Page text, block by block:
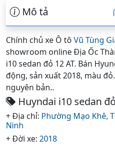
Mô tả
Chính chủ xe Ô tô Vũ Tùng
showroom online Địa Ốc
i10 sedan đỏ 12 AT. Bán
động, sản xuất 2018, màu
nguyên bản..
Huyndai i10 sedan
+ Địa chỉ: Phường Mạo Khê,
Ninh
+ Đời xe: 2018